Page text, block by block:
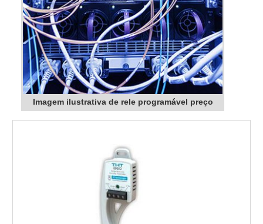
Imagem ilustrativa de rele programável preço